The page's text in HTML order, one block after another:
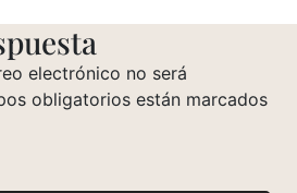
electrónico no será
obligatorios están marcados